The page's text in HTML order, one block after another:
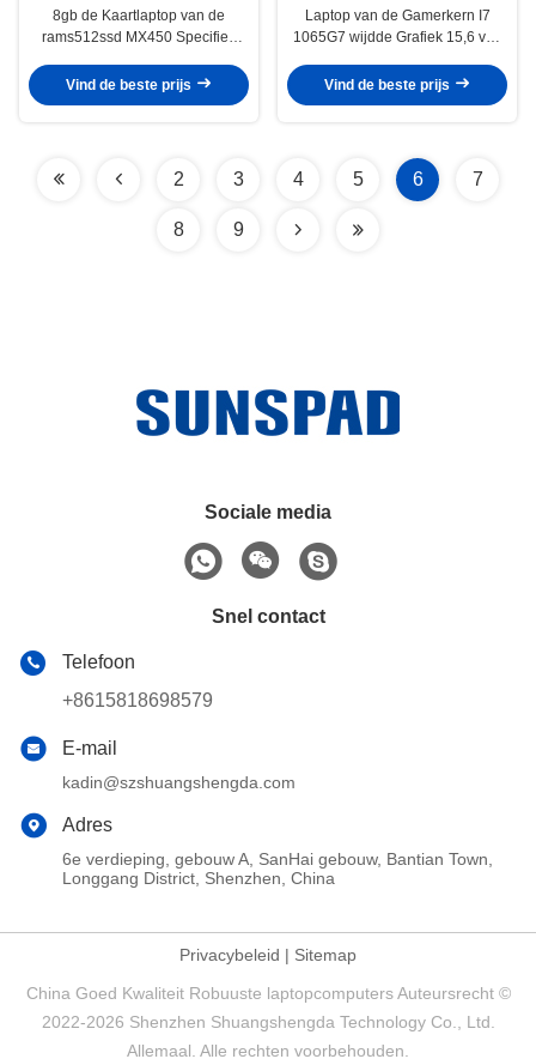
8gb de Kaartlaptop van de
rams512ssd MX450 Specifiek
1165G7
Vind de beste prijs
Laptop van de Gamerkern I7
1065G7 wijdde Grafiek 15,6 van
Toetsenbord van 8GB DDR4
Vind de beste prijs
2 3 4 5 6 7
8 9
Sociale media
Snel contact
Telefoon
+8615818698579
E-mail
kadin@szshuangshengda.com
Adres
6e verdieping, gebouw A, SanHai gebouw, Bantian Town,
Longgang District, Shenzhen, China
Privacybeleid | Sitemap
China Goed Kwaliteit Robuuste laptopcomputers Auteursrecht ©
2022-2026 Shenzhen Shuangshengda Technology Co., Ltd.
Allemaal. Alle rechten voorbehouden.